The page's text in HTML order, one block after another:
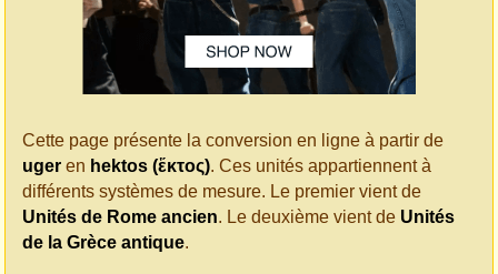
Cette page présente la conversion en ligne à partir de
uger en hektos (ἕκτος). Ces unités appartiennent à
différents systèmes de mesure. Le premier vient de
Unités de Rome ancien. Le deuxième vient de Unités
de la Grèce antique.